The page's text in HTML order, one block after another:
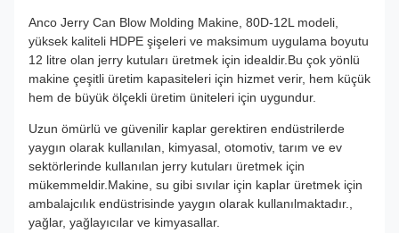
Anco Jerry Can Blow Molding Makine, 80D-12L modeli,
yüksek kaliteli HDPE şişeleri ve maksimum uygulama boyutu
12 litre olan jerry kutuları üretmek için idealdir.Bu çok yönlü
makine çeşitli üretim kapasiteleri için hizmet verir, hem küçük
hem de büyük ölçekli üretim üniteleri için uygundur.
Uzun ömürlü ve güvenilir kaplar gerektiren endüstrilerde
yaygın olarak kullanılan, kimyasal, otomotiv, tarım ve ev
sektörlerinde kullanılan jerry kutuları üretmek için
mükemmeldir.Makine, su gibi sıvılar için kaplar üretmek için
ambalajcılık endüstrisinde yaygın olarak kullanılmaktadır.,
yağlar, yağlayıcılar ve kimyasallar.